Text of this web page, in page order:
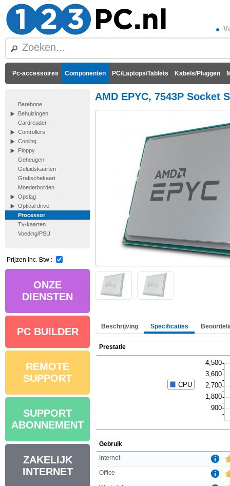
Pc-accessoires Componenten PC/Laptops/Tablets Kabels/Pluggen
Barebone
Behuizingen
Cardreader
Controllers
Cooling
Floppy
Geheugen
Geluidskaarten
Grafischekaart
Moederborden
Opslag
Optical drive
Processor
Tv-kaarten
Voeding/PSU
Prijzen Inc. Btw :
ONZE
DIENSTEN
PC BUILDER
REMOTE
SUPPORT
SUPPORT
ABONNEMENT
ZAKELIJK
INTERNET
AMD EPYC, 7543P Socket
Beschrijving Specificaties
Prestatie
Gebruik
Internet
Office